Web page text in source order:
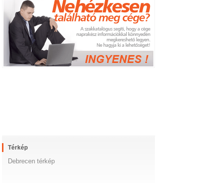
Térkép
Debrecen térkép